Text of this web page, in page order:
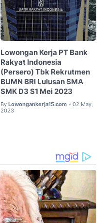
Lowongan Kerja PT Bank
Rakyat Indonesia
(Persero) Tbk Rekrutmen
BUMN BRI Lulusan SMA
SMK D3 S1 Mei 2023
By Lowongankerja15.com • 02 May,
2023